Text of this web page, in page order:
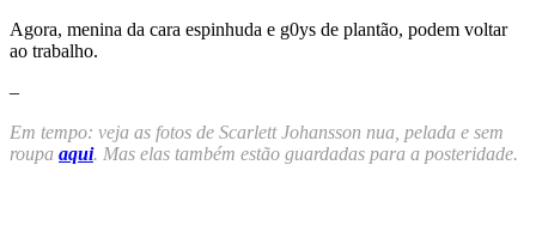
Agora, menina da cara espinhuda e g0ys de plantão, podem voltar
ao trabalho.
–
Em tempo: veja as fotos de Scarlett Johansson nua, pelada e sem
roupa aqui. Mas elas também estão guardadas para a posteridade.